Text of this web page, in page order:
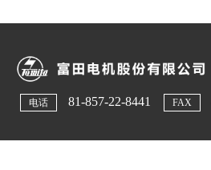
电话 81-857-22-8441 FAX